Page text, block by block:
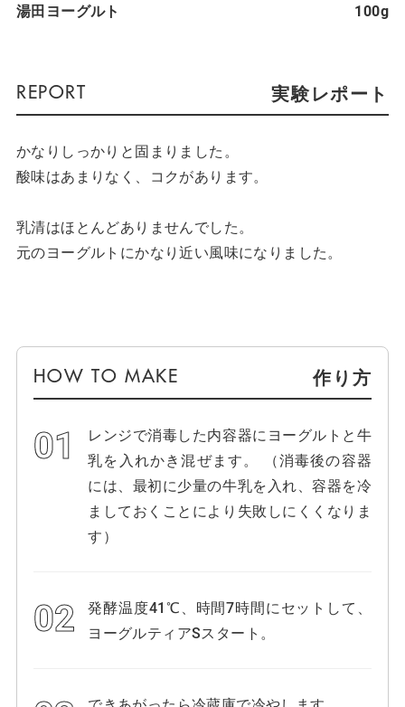
湯田ヨーグルト
100g
実験レポート
かなりしっかりと固まりました。
酸味はあまりなく、コクがあります。
乳清はほとんどありませんでした。
元のヨーグルトにかなり近い風味になりました。
作り方
レンジで消毒した内容器にヨーグルトと牛
乳を入れかき混ぜます。 （消毒後の容器
には、最初に少量の牛乳を入れ、容器を冷
ましておくことにより失敗しにくくなりま
す）
発酵温度41℃、時間7時間にセットして、
ヨーグルティアSスタート。